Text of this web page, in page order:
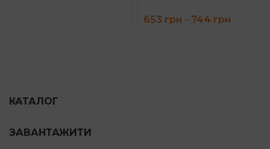
653 грн – 744 грн
КАТАЛОГ
ЗАВАНТАЖИТИ